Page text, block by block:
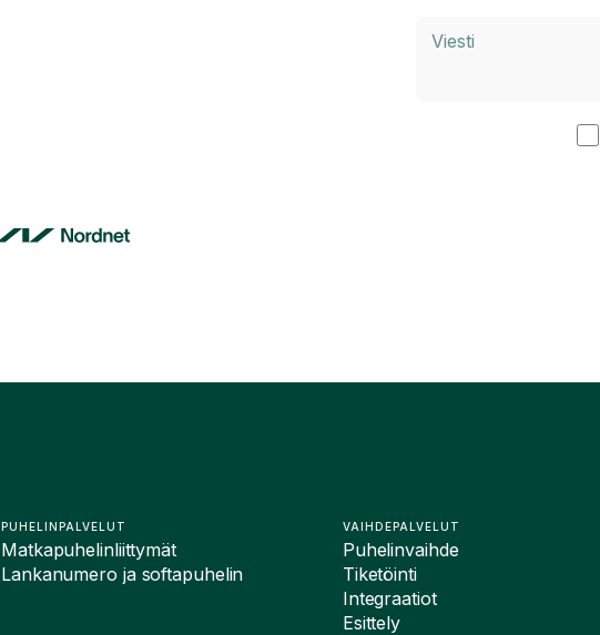
PUHELINPALVELUT
Matkapuhelinliittymät
Lankanumero ja softapuhelin
VAIHDEPALVELUT
Puhelinvaihde
Tiketöinti
Integraatiot
Esittely